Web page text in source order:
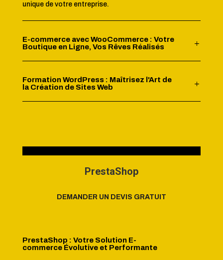
unique de votre entreprise.
E-commerce avec WooCommerce : Votre
Boutique en Ligne, Vos Rêves Réalisés
Formation WordPress : Maîtrisez l'Art de
la Création de Sites Web
PrestaShop
DEMANDER UN DEVIS GRATUIT
PrestaShop : Votre Solution E-
commerce Évolutive et Performante